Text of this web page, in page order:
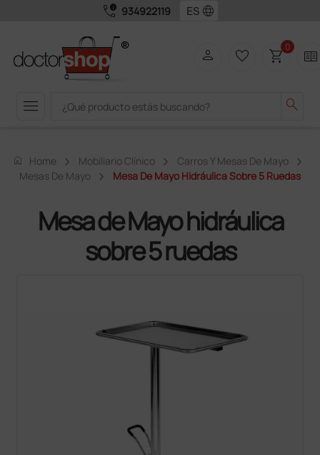
call_quality 934922119 language
menu search
person favorite_border shopping_cart0 two_pager
home Home Mobiliario Clínico
Carros Y Mesas De Mayo
Mesas De Mayo
Mesa De Mayo Hidráulica Sobre 5 Ruedas
Mesa de Mayo hidráulica
sobre 5 ruedas